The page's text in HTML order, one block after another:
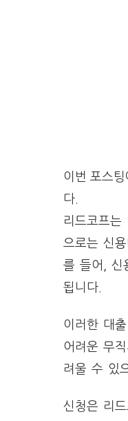
이번 포스
다.
리드코프
으로는 신
를 들어, 신
됩니다.
이러한 대
어려운 무
려울 수 있
신청은 리